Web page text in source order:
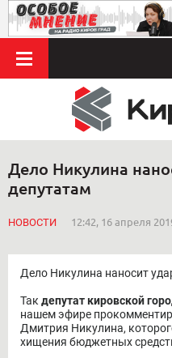
Дело Никулина
депутатам
НОВОСТИ 12:42, 16 апреля
Дело Никулина наносит
Так депутат кировской
нашем эфире
Дмитрия Никулина,
хищения бюджетных